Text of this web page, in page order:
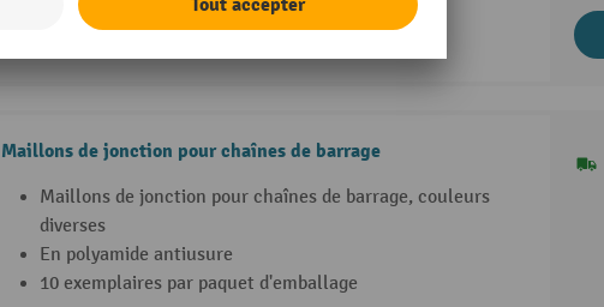
Maillons de jonction pour chaînes de barrage
Maillons de jonction pour chaînes de barrage, couleurs
diverses
En polyamide antiusure
10 exemplaires par paquet d'emballage